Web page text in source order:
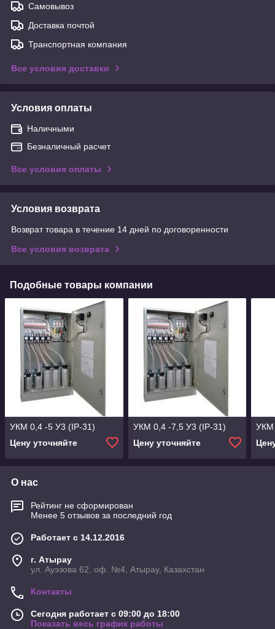
Самовывоз
Доставка почтой
Транспортная компания
Все условия доставки
Условия оплаты
Наличными
Безналичный расчет
Все условия оплаты
Условия возврата
Возврат товара в течение 14 дней по договоренности
Все условия возврата
Подобные товары компании
УКМ 0,4 -5 У3 (IP-31)
Цену уточняйте
УКМ 0,4 -7,5 У3 (IP-31)
Цену уточняйте
УКМ
О нас
Рейтинг не сформирован
Менее 5 отзывов за последний год
Работает с 14.12.2016
г. Атырау
ул. Ауэзова 62, оф. №4, Атырау, Казахстан
Контакты
Сегодня работает с 09:00 до 18:00
Показать весь график работы